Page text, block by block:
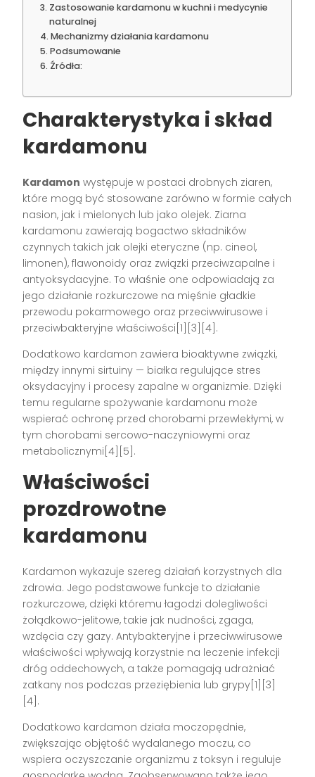
Zastosowanie kardamonu w kuchni i medycynie
naturalnej
Mechanizmy działania kardamonu
Podsumowanie
Źródła:
Charakterystyka i skład
kardamonu
Kardamon występuje w postaci drobnych ziaren,
które mogą być stosowane zarówno w formie całych
nasion, jak i mielonych lub jako olejek. Ziarna
kardamonu zawierają bogactwo składników
czynnych takich jak olejki eteryczne (np. cineol,
limonen), flawonoidy oraz związki przeciwzapalne i
antyoksydacyjne. To właśnie one odpowiadają za
jego działanie rozkurczowe na mięśnie gładkie
przewodu pokarmowego oraz przeciwwirusowe i
przeciwbakteryjne właściwości[1][3][4].
Dodatkowo kardamon zawiera bioaktywne związki,
między innymi sirtuiny — białka regulujące stres
oksydacyjny i procesy zapalne w organizmie. Dzięki
temu regularne spożywanie kardamonu może
wspierać ochronę przed chorobami przewlekłymi, w
tym chorobami sercowo-naczyniowymi oraz
metabolicznymi[4][5].
Właściwości
prozdrowotne
kardamonu
Kardamon wykazuje szereg działań korzystnych dla
zdrowia. Jego podstawowe funkcje to działanie
rozkurczowe, dzięki któremu łagodzi dolegliwości
żołądkowo-jelitowe, takie jak nudności, zgaga,
wzdęcia czy gazy. Antybakteryjne i przeciwwirusowe
właściwości wpływają korzystnie na leczenie infekcji
dróg oddechowych, a także pomagają udrażniać
zatkany nos podczas przeziębienia lub grypy[1][3]
[4].
Dodatkowo kardamon działa moczopędnie,
zwiększając objętość wydalanego moczu, co
wspiera oczyszczanie organizmu z toksyn i reguluje